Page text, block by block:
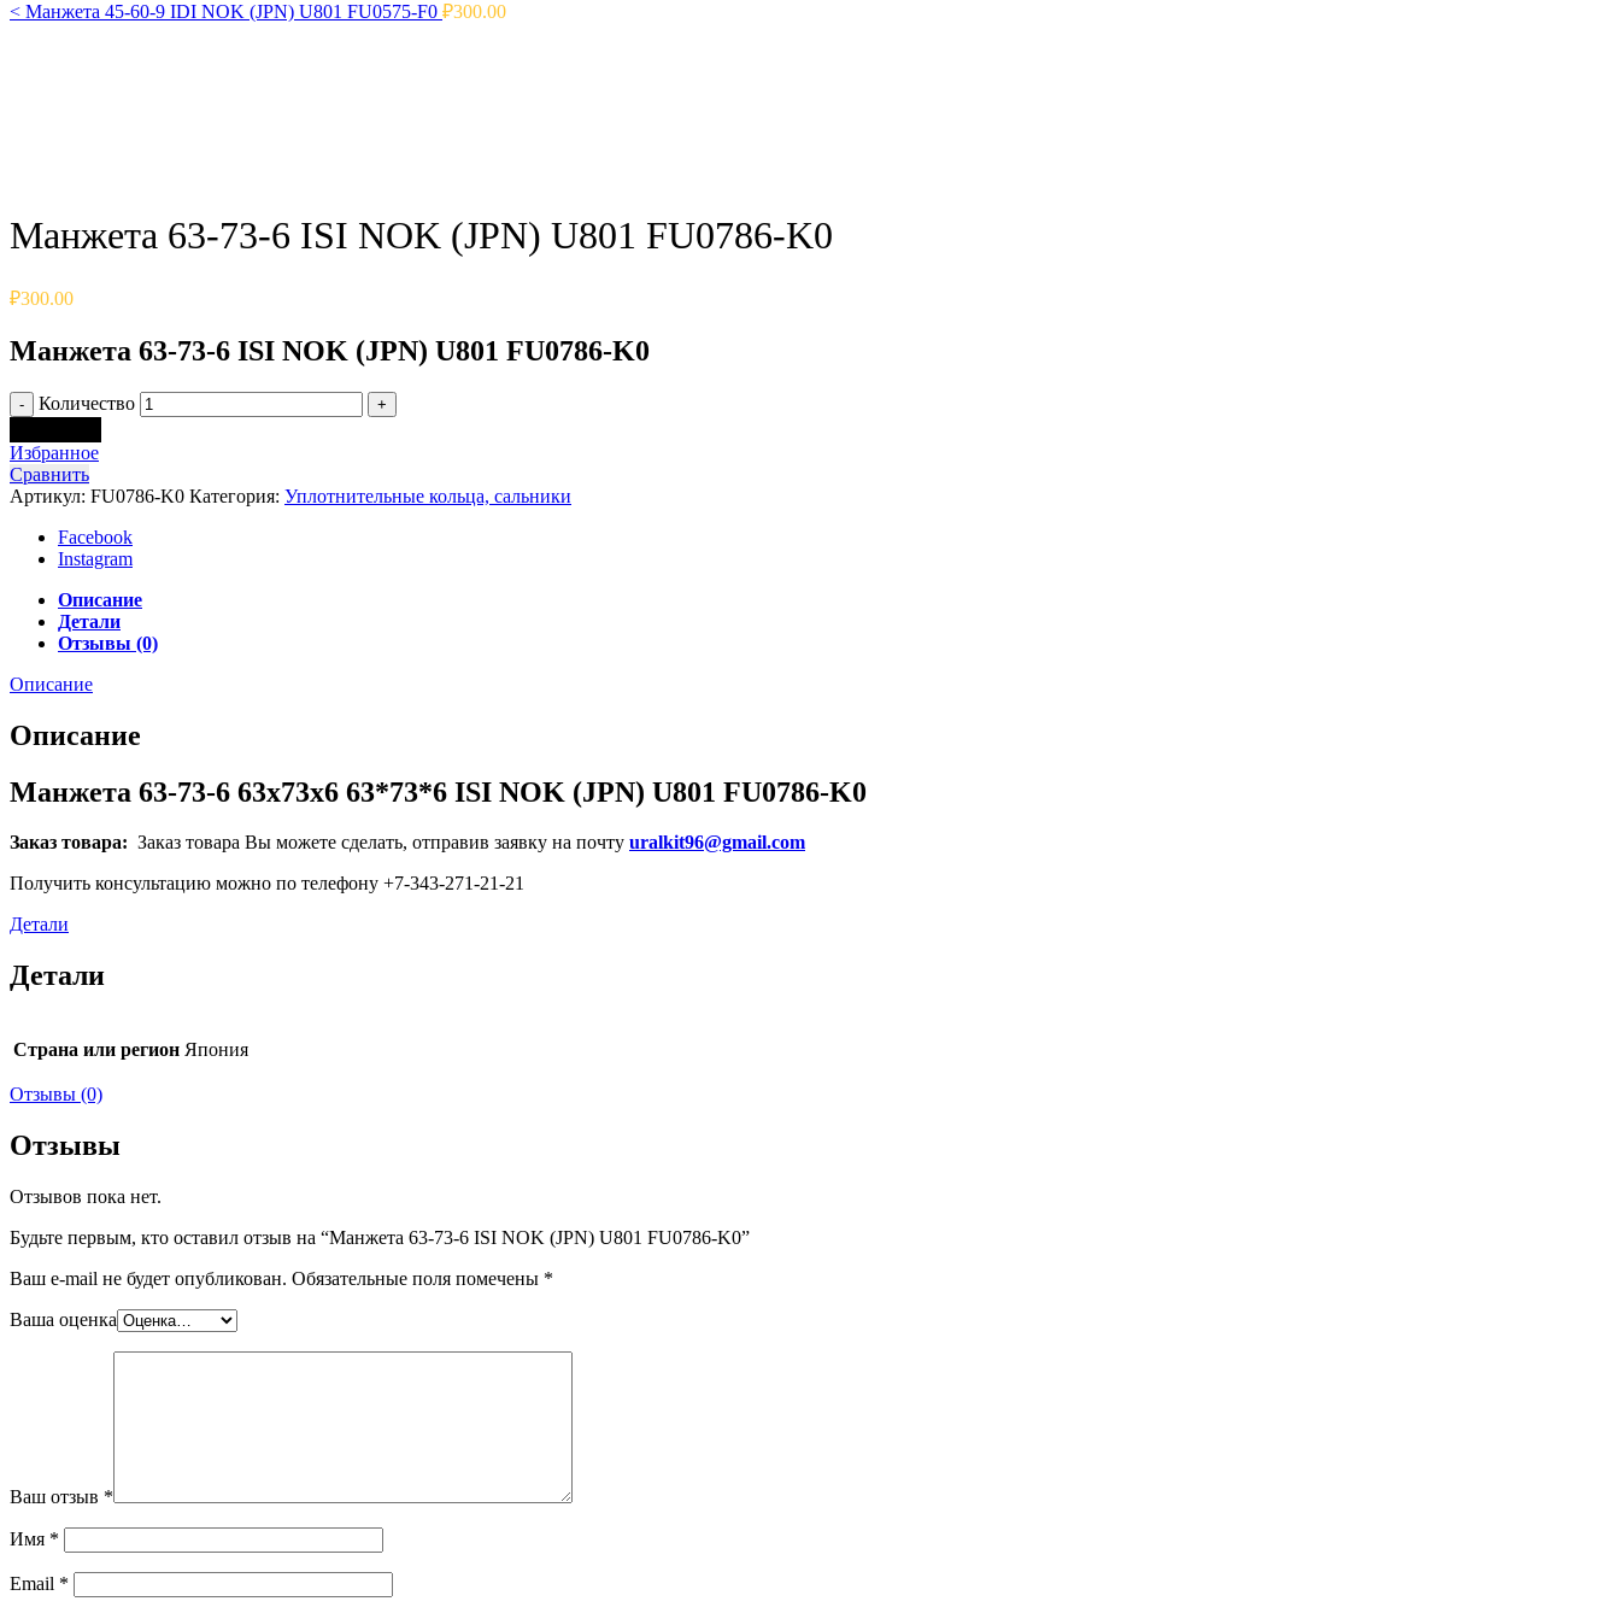
< Манжета 45-60-9 IDI NOK (JPN) U801 FU0575-F0 ₽300.00
Манжета 63-73-6 ISI NOK (JPN) U801 FU0786-K0
₽300.00
Манжета 63-73-6 ISI NOK (JPN) U801 FU0786-K0
Количество
Избранное
Сравнить
Артикул: FU0786-K0 Категория: Уплотнительные кольца, сальники
Facebook
Instagram
Описание
Детали
Отзывы (0)
Описание
Описание
Манжета 63-73-6 63x73x6 63*73*6 ISI NOK (JPN) U801 FU0786-K0
Заказ товара: Заказ товара Вы можете сделать, отправив заявку на почту uralkit96@gmail.com
Получить консультацию можно по телефону +7-343-271-21-21
Детали
Детали
Страна или регион Япония
Отзывы (0)
Отзывы
Отзывов пока нет.
Будьте первым, кто оставил отзыв на “Манжета 63-73-6 ISI NOK (JPN) U801 FU0786-K0”
Ваш e-mail не будет опубликован. Обязательные поля помечены *
Ваша оценка
Ваш отзыв *
Имя *
Email *